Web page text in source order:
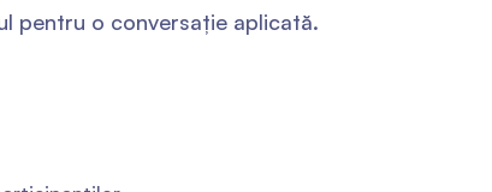
pentru o conversație aplicată.